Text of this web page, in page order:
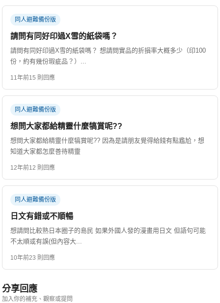
同人避難備份版
請問有同好印過X雪的紙袋嗎？
請問有同好印過X雪的紙袋嗎？ 想請問實品的折損率大概多少（印100
份，約有幾份瑕疵品？）...
11年前15 則回應
同人避難備份版
想問大家都給精靈什麼犒賞呢??
想問大家都給精靈什麼犒賞呢?? 因為是請朋友覺得給錢有點尷尬，想
知道大家都怎麼善待精靈
12年前12 則回應
同人避難備份版
日文有錯或不順暢
想請問比較熟日本圈子的島民 如果外國人發的漫畫用日文 但語句可能
不太順或有誤(但內容大...
10年前23 則回應
分享回應
加入你的補充、觀察或提問